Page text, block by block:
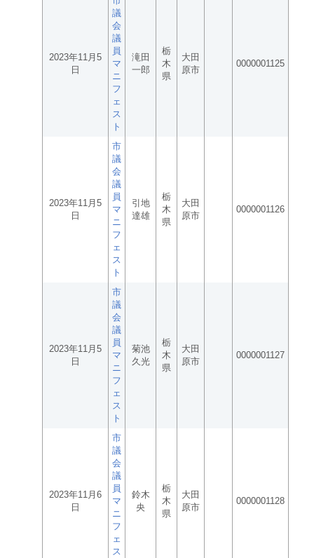
2023年11月5
日
議
会
議
員
マ
ニ
フ
ェ
ス
ト
滝田
一郎
栃
木
県
大田
原市
0000001125
2023年11月5
日
市
議
会
議
員
マ
ニ
フ
ェ
ス
ト
引地
達雄
栃
木
県
大田
原市
0000001126
2023年11月5
日
市
議
会
議
員
マ
ニ
フ
ェ
ス
ト
菊池
久光
栃
木
県
大田
原市
0000001127
2023年11月6
日
市
議
会
議
員
マ
ニ
フ
ェ
ス
鈴木
央
栃
木
県
大田
原市
0000001128